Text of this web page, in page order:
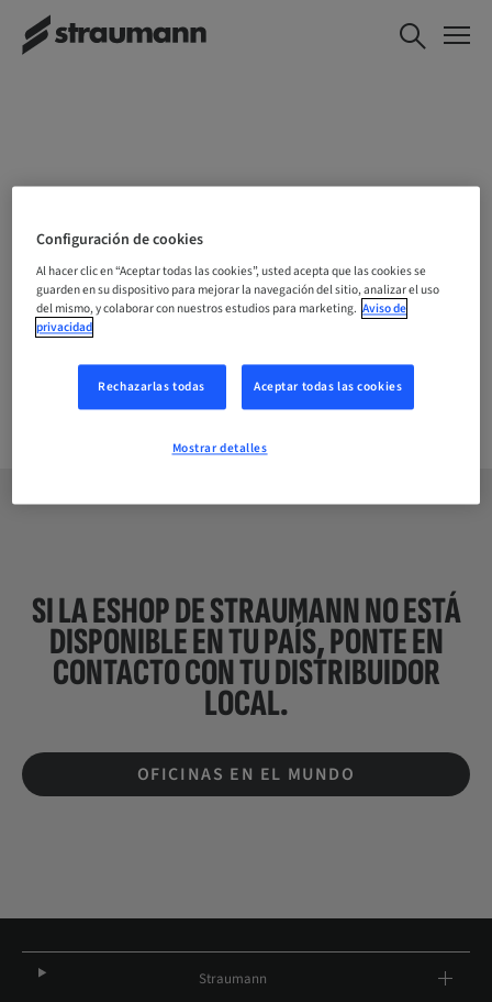
ELIJE TU UBICACIÓN
Empresa
SI LA ESHOP DE STRAUMANN NO ESTÁ
DISPONIBLE EN TU PAÍS, PONTE EN
CONTACTO CON TUDISTRIBUIDOR
LOCAL.
OFICINAS EN EL MUNDO
Straumann
Configuración de cookies
Al hacer clic en “Aceptar todas las cookies”, usted acepta que las cookies se
guarden en su dispositivo para mejorar la navegación del sitio, analizar el uso
del mismo, y colaborar con nuestros estudios para marketing. Aviso de
privacidad
Rechazarlas todas Aceptar todas las cookies
Mostrar detalles